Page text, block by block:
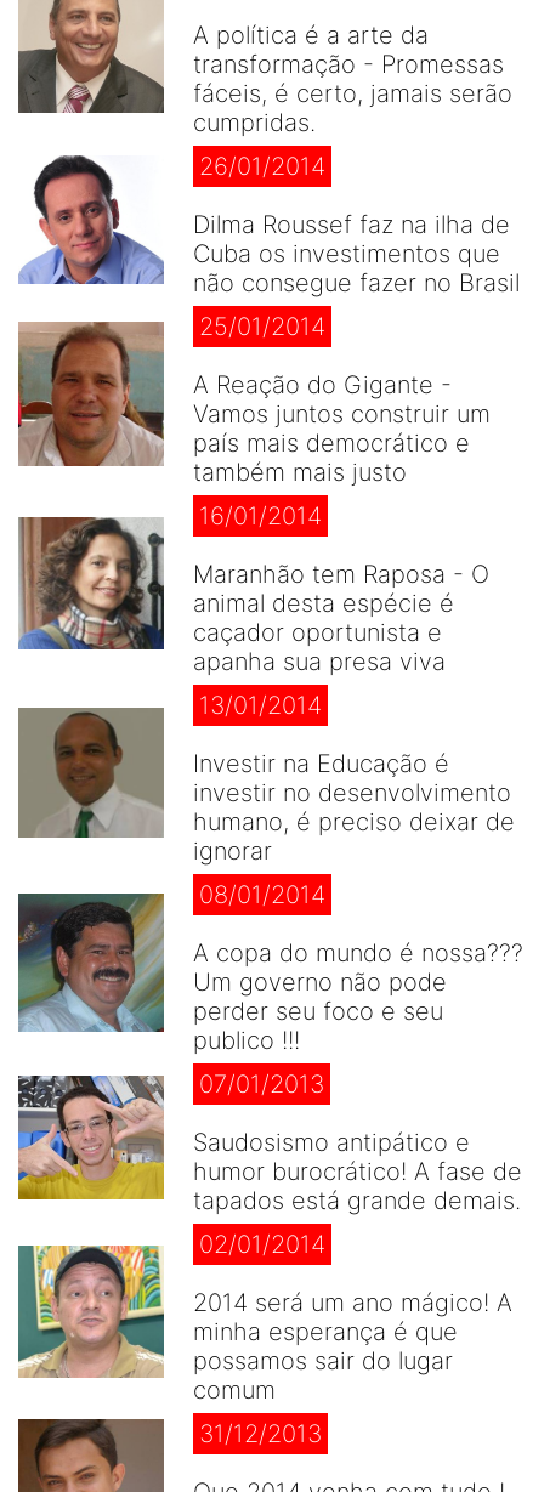
A política é a arte da
transformação - Promessas
fáceis, é certo, jamais serão
cumpridas.
26/01/2014
Dilma Roussef faz na ilha de
Cuba os investimentos que
não consegue fazer no Brasil
25/01/2014
A Reação do Gigante -
Vamos juntos construir um
país mais democrático e
também mais justo
16/01/2014
Maranhão tem Raposa - O
animal desta espécie é
caçador oportunista e
apanha sua presa viva
13/01/2014
Investir na Educação é
investir no desenvolvimento
humano, é preciso deixar de
ignorar
08/01/2014
A copa do mundo é nossa???
Um governo não pode
perder seu foco e seu
publico !!!
07/01/2013
Saudosismo antipático e
humor burocrático! A fase de
tapados está grande demais.
02/01/2014
2014 será um ano mágico! A
minha esperança é que
possamos sair do lugar
comum
31/12/2013